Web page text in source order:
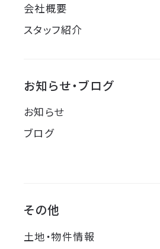
会社概要
スタッフ紹介
お知らせ・ブログ
お知らせ
ブログ
その他
土地・物件情報